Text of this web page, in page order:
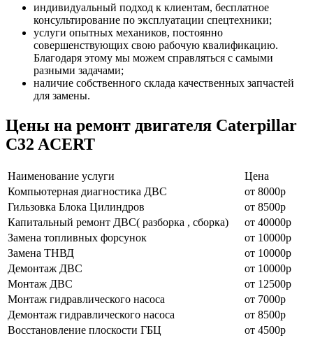
индивидуальный подход к клиентам, бесплатное
консультирование по эксплуатации спецтехники;
услуги опытных механиков, постоянно
совершенствующих свою рабочую квалификацию.
Благодаря этому мы можем справляться с самыми
разными задачами;
наличие собственного склада качественных запчастей
для замены.
Цены на ремонт двигателя Caterpillar
C32 ACERT
Наименование уcлуги
Цена
Компьютерная диагностика ДВС
от 8000р
Гильзовка Блока Цилиндров
от 8500р
Капитальный ремонт ДВС( разборка , сборка)
от 40000р
Замена топливных форсунок
от 10000р
Замена ТНВД
от 10000р
Демонтаж ДВС
от 10000р
Монтаж ДВС
от 12500р
Монтаж гидравлического насоса
от 7000р
Демонтаж гидравлического насоса
от 8500р
Восстановление плоскости ГБЦ
от 4500р